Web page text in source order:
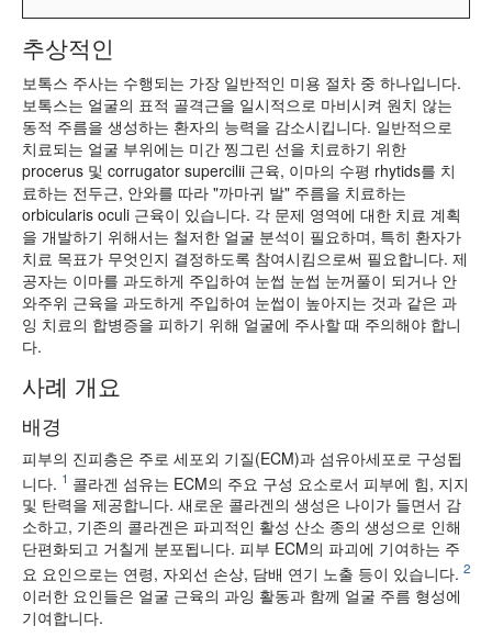
추상적인
보톡스 주사는 수행되는 가장 일반적인 미용 절차 중 하나입니다.
보톡스는 얼굴의 표적 골격근을 일시적으로 마비시켜 원치 않는
동적 주름을 생성하는 환자의 능력을 감소시킵니다. 일반적으로
치료되는 얼굴 부위에는 미간 찡그린 선을 치료하기 위한
procerus 및 corrugator supercilii 근육, 이마의 수평 rhytids를 치
료하는 전두근, 안와를 따라 "까마귀 발" 주름을 치료하는
orbicularis oculi 근육이 있습니다. 각 문제 영역에 대한 치료 계획
을 개발하기 위해서는 철저한 얼굴 분석이 필요하며, 특히 환자가
치료 목표가 무엇인지 결정하도록 참여시킴으로써 필요합니다. 제
공자는 이마를 과도하게 주입하여 눈썹 눈썹 눈꺼풀이 되거나 안
와주위 근육을 과도하게 주입하여 눈썹이 높아지는 것과 같은 과
잉 치료의 합병증을 피하기 위해 얼굴에 주사할 때 주의해야 합니
다.
사례 개요
배경
피부의 진피층은 주로 세포외 기질(ECM)과 섬유아세포로 구성됩
니다. 1 콜라겐 섬유는 ECM의 주요 구성 요소로서 피부에 힘, 지지
및 탄력을 제공합니다. 새로운 콜라겐의 생성은 나이가 들면서 감
소하고, 기존의 콜라겐은 파괴적인 활성 산소 종의 생성으로 인해
단편화되고 거칠게 분포됩니다. 피부 ECM의 파괴에 기여하는 주
요 요인으로는 연령, 자외선 손상, 담배 연기 노출 등이 있습니다. 2
이러한 요인들은 얼굴 근육의 과잉 활동과 함께 얼굴 주름 형성에
기여합니다.